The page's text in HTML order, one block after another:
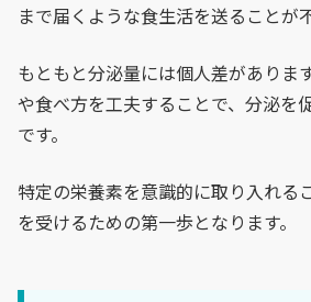
まで届くような食生活を送ることが
もともと分泌量には個人差がありま
や食べ方を工夫することで、分泌を
です。
特定の栄養素を意識的に取り入れる
を受けるための第一歩となります。